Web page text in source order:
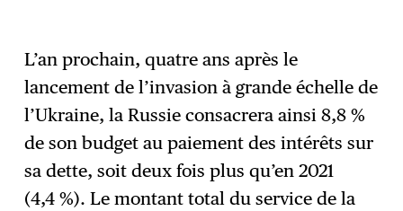
L’an prochain, quatre ans après le
lancement de l’invasion à grande échelle de
l’Ukraine, la Russie consacrera ainsi 8,8 %
de son budget au paiement des intérêts sur
sa dette, soit deux fois plus qu’en 2021
(4,4 %). Le montant total du service de la